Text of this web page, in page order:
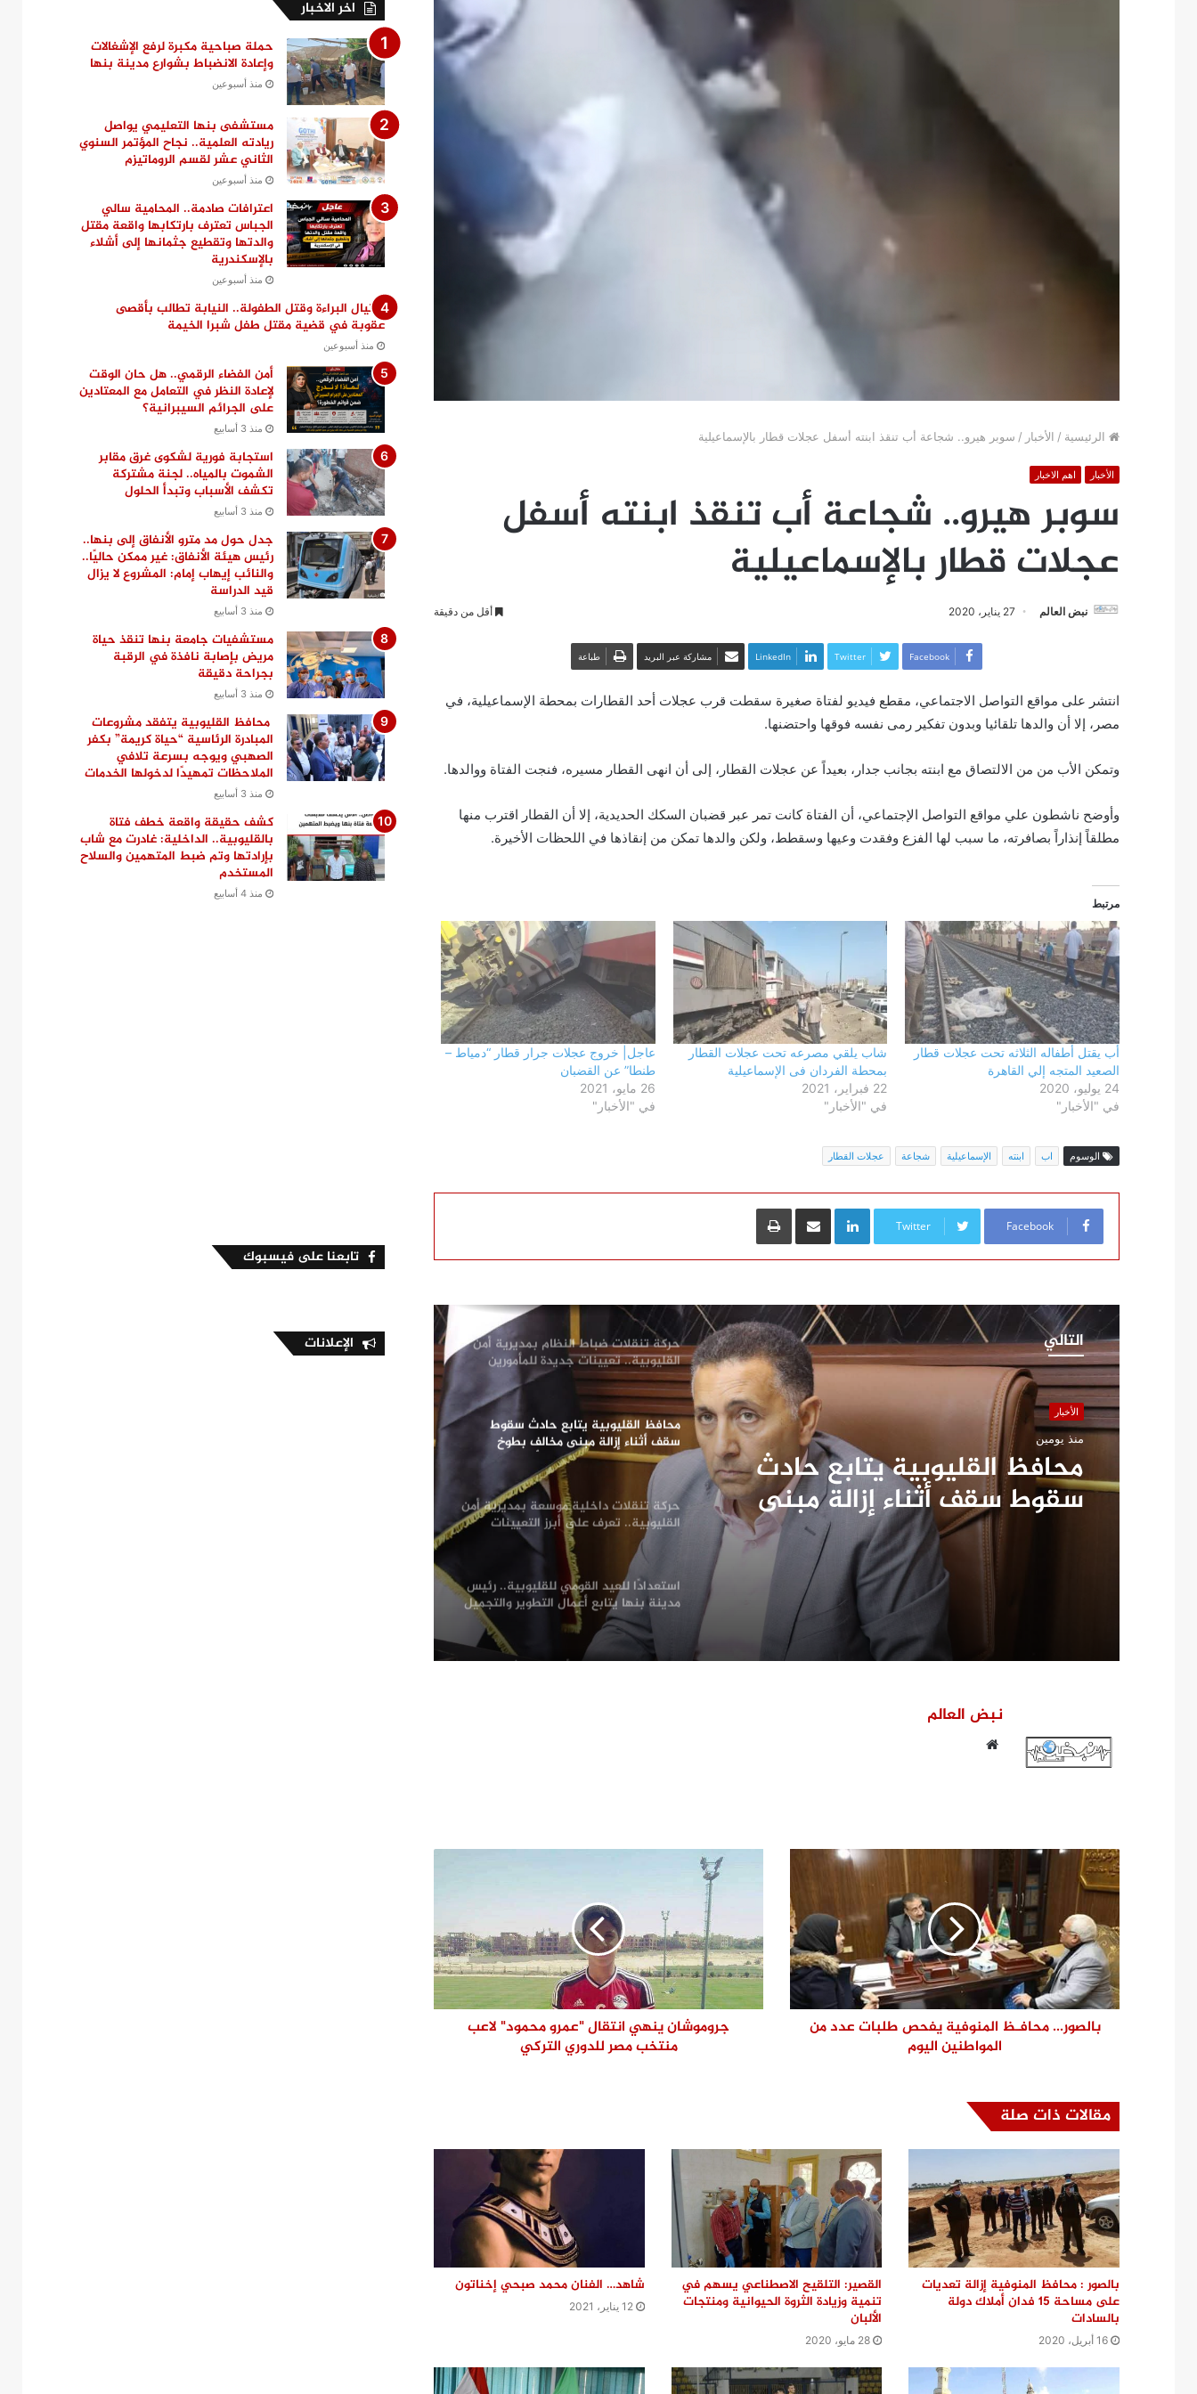
الرئيسية / الأخبار / سوبر هيرو.. شجاعة أب تنقذ ابنته أسفل عجلات قطار بالإسماعيلية
الأخبار اهم الاخبار
سوبر هيرو.. شجاعة أب تنقذ ابنته أسفل
عجلات قطار بالإسماعيلية
نبض العالم 27 يناير، 2020 أقل من دقيقة
Facebook
Twitter
LinkedIn مشاركة عبر البريد طباعة
انتشر على مواقع التواصل الاجتماعي، مقطع فيديو لفتاة صغيرة سقطت قرب عجلات أحد القطارات بمحطة الإسماعيلية، في
مصر، إلا أن والدها تلقائيا وبدون تفكير رمى نفسه فوقها واحتضنها.
وتمكن الأب من من الالتصاق مع ابنته بجانب جدار، بعيداً عن عجلات القطار، إلى أن انهى القطار مسيره، فنجت الفتاة ووالدها.
وأوضح ناشطون علي مواقع التواصل الإجتماعي، أن الفتاة كانت تمر عبر قضبان السكك الحديدية، إلا أن القطار اقترب منها
مطلقاً إنذاراً بصافرته، ما سبب لها الفزع وفقدت وعيها وسقطط، ولكن والدها تمكن من إنقاذها في اللحظات الأخيرة.
مرتبط
أب يقتل أطفاله الثلاثه تحت عجلات قطار
الصعيد المتجه إلي القاهرة
24 يوليو، 2020
في "الأخبار"
شاب يلقي مصرعه تحت عجلات القطار
بمحطة الفردان فى الإسماعيلية
22 فبراير، 2021
في "الأخبار"
عاجل| خروج عجلات جرار قطار “دمياط –
طنطا” عن القضبان
26 مايو، 2021
في "الأخبار"
الوسوم اب ابنته الإسماعيلية شجاعة عجلات القطار
Facebook
Twitter
LinkedInمشاركة عبر البريد طباعة
التالي
الأخبار
منذ يومين
محافظ القليوبية يتابع حادث
سقوط سقف أثناء إزالة مبنى
مخالف بطوخ ويوجه بصرف إعانة
عاجلة لأسرة العامل المتوفى
فحص شكوى بشأن بناء في مجول..
والمعاينة تؤكد سلامة الترخيص ومتابعة
التنفيذ ميدانيًا
حزب الجبهة الوطنية بالقليوبية: أمن مصر
وسيادتها خط أحمر.. والاصطفاف الوطني
ضرورة لمواجهة التحديات وحملات
التضليل
محافظ القليوبية يتفقد انتظام العمل
بالفترة المسائية للعيادات الخارجية
لصناعة مواسير الفخار لبحث تعزيز التعاون
وزيرة التنمية المحلية والبيئة ومحافظ
حركة تنقلات ضباط النظام بمديرية أمن
القليوبية.. تعيينات جديدة للمأمورين
ونوابهم
محافظ القليوبية يتابع حادث سقوط
سقف أثناء إزالة مبنى مخالف بطوخ
ويوجه بصرف إعانة عاجلة لأسرة العامل
المتوفى
حركة تنقلات داخلية موسعة بمديرية أمن
القليوبية.. تعرف على أبرز التعيينات
استعدادًا للعيد القومي للقليوبية.. رئيس
مدينة بنها يتابع أعمال التطوير والتجميل
لظهور المدينة في أبهى صورها
محافظ القليوبية يبدأ جولته بشبين
وسيادتها خط أحمر.. والاصطفاف الوطني
محافظ القليوبية يتفقد انتظام العمل
بالفترة المسائية للعيادات الخارجية
بمستشفى بنها التعليمي عقب بدء
تشغيلها
رئيس مياه القليوبية يتفقد مصنع سويلم
لصناعة مواسير الفخار لبحث تعزيز التعاون
ودعم الصناعة الوطنية
حركة تنقلات ضباط النظام بمديرية أمن
القليوبية.. تعيينات جديدة للمأمورين
ونوابهم
محافظ القليوبية يتابع حادث سقوط
سقف أثناء إزالة مبنى مخالف بطوخ
ويوجه بصرف إعانة عاجلة لأسرة العامل
المتوفى
حركة تنقلات داخلية موسعة بمديرية أمن
نبض العالم
بالصور... محافـظ المنوفية يفحص طلبات عدد من
المواطنين اليوم
جروموشان ينهي انتقال "عمرو محمود" لاعب
منتخب مصر للدوري التركي
مقالات ذات صلة
بالصور : محافظ المنوفية إزالة تعديات
على مساحة 15 فدان أملاك دولة
بالسادات
16 أبريل، 2020
القصير: التلقيح الاصطناعي يسهم في
تنمية وزيادة الثروة الحيوانية ومنتجات
الألبان
28 مايو، 2020
شاهد… الفنان محمد صبحي إخناتون
12 يناير، 2021
اخر الاخبار
حملة صباحية مكبرة لرفع الإشغالات
وإعادة الانضباط بشوارع مدينة بنها
منذ أسبوعين
مستشفى بنها التعليمي يواصل
ريادته العلمية.. نجاح المؤتمر السنوي
الثاني عشر لقسم الروماتيزم
منذ أسبوعين
اعترافات صادمة.. المحامية سالي
الجباس تعترف بارتكابها واقعة مقتل
والدتها وتقطيع جثمانها إلى أشلاء
بالإسكندرية
منذ أسبوعين
اغتيال البراءة وقتل الطفولة.. النيابة تطالب بأقصى
عقوبة في قضية مقتل طفل شبرا الخيمة
منذ أسبوعين
أمن الفضاء الرقمي.. هل حان الوقت
لإعادة النظر في التعامل مع المعتادين
على الجرائم السيبرانية؟
منذ 3 أسابيع
استجابة فورية لشكوى غرق مقابر
الشموت بالمياه.. لجنة مشتركة
تكشف الأسباب وتبدأ الحلول
منذ 3 أسابيع
جدل حول مد مترو الأنفاق إلى بنها..
رئيس هيئة الأنفاق: غير ممكن حاليًا..
والنائب إيهاب إمام: المشروع لا يزال
قيد الدراسة
منذ 3 أسابيع
مستشفيات جامعة بنها تنقذ حياة
مريض بإصابة نافذة في الرقبة
بجراحة دقيقة
منذ 3 أسابيع
محافظ القليوبية يتفقد مشروعات
المبادرة الرئاسية “حياة كريمة” بكفر
الصهبي ويوجه بسرعة تلافي
الملاحظات تمهيدًا لدخولها الخدمات
منذ 3 أسابيع
كشف حقيقة واقعة خطف فتاة
بالقليوبية.. الداخلية: غادرت مع شاب
بإرادتها وتم ضبط المتهمين والسلاح
المستخدم
منذ 4 أسابيع
تابعنا على فيسبوك
الإعلانات